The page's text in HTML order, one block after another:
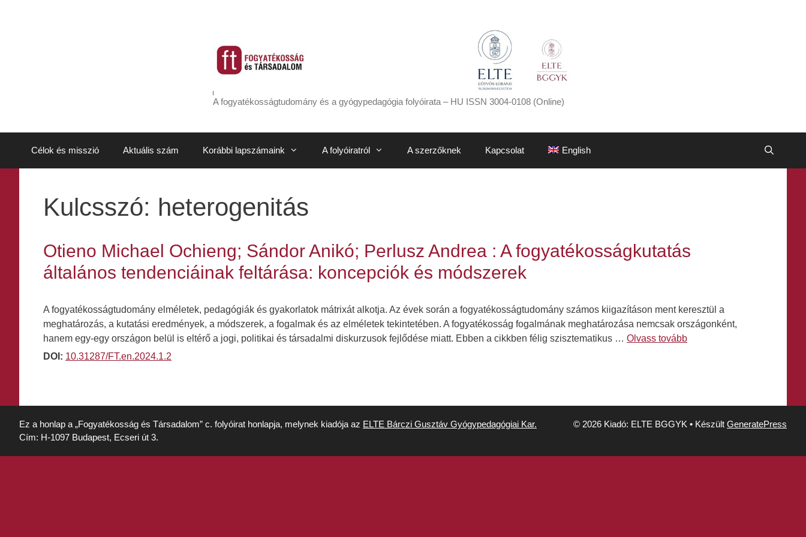
A fogyatékosságtudomány és a gyógypedagógia folyóirata – HU ISSN 3004-0108 (Online)
Célok és misszió Aktuális szám Korábbi lapszámaink A folyóiratról A szerzőknek Kapcsolat English
Kulcsszó: heterogenitás
Otieno Michael Ochieng; Sándor Anikó; Perlusz Andrea : A fogyatékosságkutatás
általános tendenciáinak feltárása: koncepciók és módszerek
A fogyatékosságtudomány elméletek, pedagógiák és gyakorlatok mátrixát alkotja. Az évek során a fogyatékosságtudomány számos kiigazításon ment keresztül a
meghatározás, a kutatási eredmények, a módszerek, a fogalmak és az elméletek tekintetében. A fogyatékosság fogalmának meghatározása nemcsak országonként,
hanem egy-egy országon belül is eltérő a jogi, politikai és társadalmi diskurzusok fejlődése miatt. Ebben a cikkben félig szisztematikus … Olvass tovább
DOI: 10.31287/FT.en.2024.1.2
Ez a honlap a „Fogyatékosság és Társadalom” c. folyóirat honlapja, melynek kiadója az ELTE Bárczi Gusztáv Gyógypedagógiai Kar.
Cím: H-1097 Budapest, Ecseri út 3.
© 2026 Kiadó: ELTE BGGYK • Készült GeneratePress